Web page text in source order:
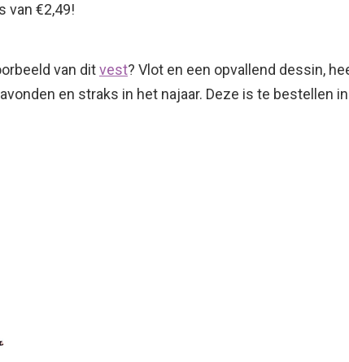
van €2,49!
van ditvest? Vlot en een opvallend dessin,
en straks in het najaar. Deze is te bestellen